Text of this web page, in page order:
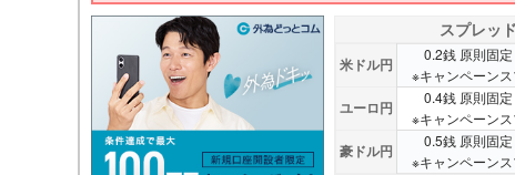
スプレッド
米ドル円
0.2銭 原則固定
※キャンペーン
ユーロ円
0.4銭 原則固定
※キャンペーン
豪ドル円
0.5銭 原則固定
※キャンペーン